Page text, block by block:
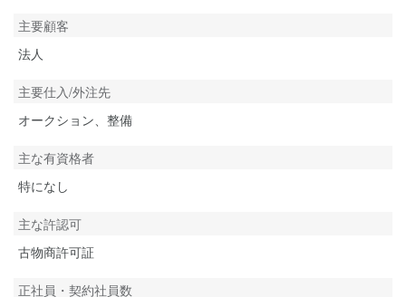
主要顧客
法人
主要仕入/外注先
オークション、整備
主な有資格者
特になし
主な許認可
古物商許可証
正社員・契約社員数